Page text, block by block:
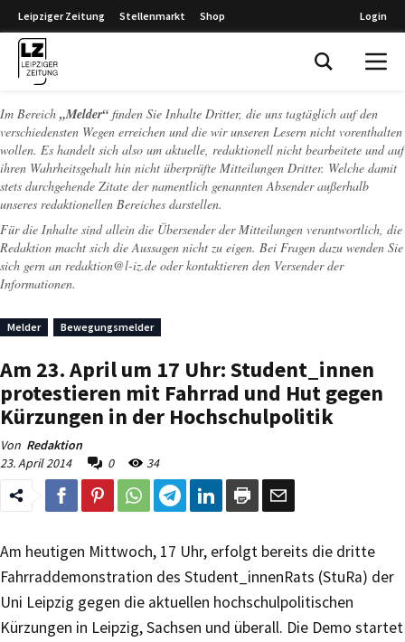
Leipziger Zeitung Stellenmarkt Shop Login
Im Bereich „Melder“ finden Sie Inhalte Dritter, die uns tagtäglich auf den
verschiedensten Wegen erreichen und die wir unseren Lesern nicht vorenthalten
wollen. Es handelt sich also um aktuelle, redaktionell nicht bearbeitete und auf
ihren Wahrheitsgehalt hin nicht überprüfte Mitteilungen Dritter. Welche damit
stets durchgehende Zitate der namentlich genannten Absender außerhalb
unseres redaktionellen Bereiches darstellen.
Für die Inhalte sind allein die Übersender der Mitteilungen verantwortlich, die
Redaktion macht sich die Aussagen nicht zu eigen. Bei Fragen dazu wenden Sie
sich gern an redaktion@l-iz.de oder kontaktieren den Versender der
Informationen.
Melder Bewegungsmelder
Am 23. April um 17 Uhr: Student_innen
protestieren mit Fahrrad und Hut gegen
Kürzungen in der Hochschulpolitik
Von Redaktion
23. April 2014
0 34
Am heutigen Mittwoch, 17 Uhr, erfolgt bereits die dritte
Fahrraddemonstration des Student_innenRats (StuRa) der
Uni Leipzig gegen die aktuellen hochschulpolitischen
Kürzungen in Leipzig, Sachsen und überall. Die Demo startet